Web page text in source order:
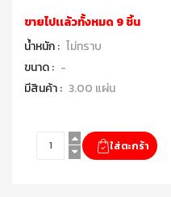
ขายไปเเล้วทั้งหมด 9 ชิ้น
น้ำหนัก : ไม่ทราบ
ขนาด : -
มีสินค้า : 3.00 แผ่น